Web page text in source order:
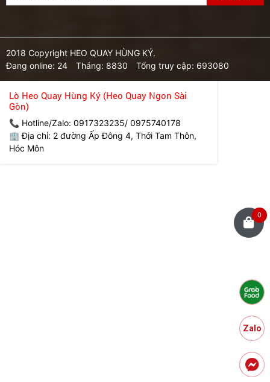
2018 Copyright HEO QUAY HÙNG KÝ.
Đang online: 24
Tháng: 8830 Tổng truy cập: 693080
0
Zalo
Lò Heo Quay Hùng Ký (Heo Quay Ngon Sài
Gòn)
📞 Hotline/Zalo: 0917323235/ 0975740178
🏢 Địa chỉ: 2 đường Ấp Đông 4, Thới Tam Thôn,
Hóc Môn